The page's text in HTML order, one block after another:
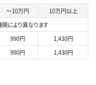
～10万円
10万円以上
により異なります
990円
1,430円
990円 1,430円